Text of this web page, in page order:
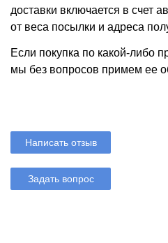
доставки включается в счет
от веса посылки и адреса
Если покупка по какой-либо
мы без вопросов примем ее
Написать отзыв
Задать вопрос